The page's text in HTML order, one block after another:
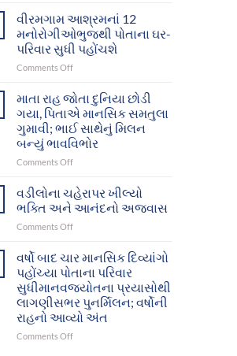
પ્રયાસોથી
ગુમ
થયેલા
બે
દિવ્યાંગો
આખરે
પોતાના
પરિવાર
સુધી
પહોંચ્યા
વીરમગામ આશ્રમનાં 12
મનોરોગીઓભુજથી પોતાના ઘર-
પરિવાર સુધી પહોંચશે
Comments Offon
આશ્રમનાં
12
મનોરોગીઓભુજથી
પોતાના
ઘર-
પરિવાર
પહોંચશે
માતા રાહ જોતા દુનિયા છોડી
ગયા, પિતાએ માનસિક સમતુલા
ગુમાવી; ભાઈ સાથેનું મિલન
બન્યું ભાવવિભોર
Comments Offon
રાહ
જોતા
દુનિયા
છોડી
પિતાએ
માનસિક
સમતુલા
ગુમાવી;
ભાઈ
સાથેનું
મિલન
વડીલોના ચહેરાપર ખીલ્યો
ભક્તિ અને આનંદનો અજવાસ
Comments Offon
ખીલ્યો
ભક્તિ
અને
આનંદનો
અજવાસ
વર્ષો બાદ ચાર માનસિક દિવ્યાંગો
પહોંચ્યા પોતાના પરિવાર
સુધીમાનવજ્યોતના પ્રયાસોથી
લાગણીસભર પુનર્મિલન; વર્ષોની
રાહનો આવ્યો અંત
Comments Offon